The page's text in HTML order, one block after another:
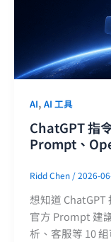
AI, AI 工具
ChatGPT 指
Prompt、
Ridd Chen /2026-
想知道
官方 Prompt 建
析、客服等 10